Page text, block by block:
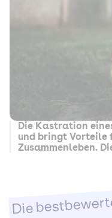
Die Kastration
und bringt Vorteile
Zusammenleben.
Die